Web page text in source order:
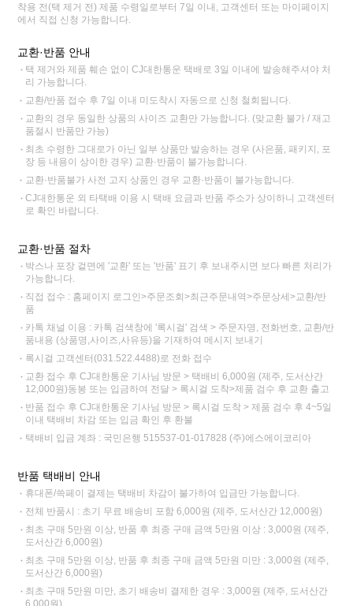
착용 전(택 제거 전) 제품 수령일로부터 7일 이내, 고객센터 또는 마이페이지
에서 직접 신청 가능합니다.
교환·반품 안내
택 제거와 제품 훼손 없이 CJ대한통운 택배로 3일 이내에 발송해주셔야 처
리 가능합니다.
교환/반품 접수 후 7일 이내 미도착시 자동으로 신청 철회됩니다.
교환의 경우 동일한 상품의 사이즈 교환만 가능합니다. (맞교환 불가 / 재고
품절시 반품만 가능)
최초 수령한 그대로가 아닌 일부 상품만 발송하는 경우 (사은품, 패키지, 포
장 등 내용이 상이한 경우) 교환·반품이 불가능합니다.
교환·반품불가 사전 고지 상품인 경우 교환·반품이 불가능합니다.
CJ대한통운 외 타택배 이용 시 택배 요금과 반품 주소가 상이하니 고객센터
로 확인 바랍니다.
교환·반품 절차
박스나 포장 겉면에 '교환' 또는 '반품' 표기 후 보내주시면 보다 빠른 처리가
가능합니다.
직접 접수 : 홈페이지 로그인>주문조회>최근주문내역>주문상세>교환/반
품
카톡 채널 이용 : 카톡 검색창에 '록시걸' 검색 > 주문자명, 전화번호, 교환/반
품내용 (상품명,사이즈,사유등)을 기재하여 메시지 보내기
록시걸 고객센터(031.522.4488)로 전화 접수
교환 접수 후 CJ대한통운 기사님 방문 > 택배비 6,000원 (제주, 도서산간
12,000원)동봉 또는 입금하여 전달 > 록시걸 도착>제품 검수 후 교환 출고
반품 접수 후 CJ대한통운 기사님 방문 > 록시걸 도착 > 제품 검수 후 4~5일
이내 택배비 차감 또는 입금 확인 후 환불
택배비 입금 계좌 : 국민은행 515537-01-017828 (주)에스에이코리아
반품 택배비 안내
휴대폰/쓱페이 결제는 택배비 차감이 불가하여 입금만 가능합니다.
전체 반품시 : 초기 무료 배송비 포함 6,000원 (제주, 도서산간 12,000원)
최초 구매 5만원 이상, 반품 후 최종 구매 금액 5만원 이상 : 3,000원 (제주,
도서산간 6,000원)
최초 구매 5만원 이상, 반품 후 최종 구매 금액 5만원 미만 : 3,000원 (제주,
도서산간 6,000원)
최초 구매 5만원 미만, 초기 배송비 결제한 경우 : 3,000원 (제주, 도서산간
6,000원)